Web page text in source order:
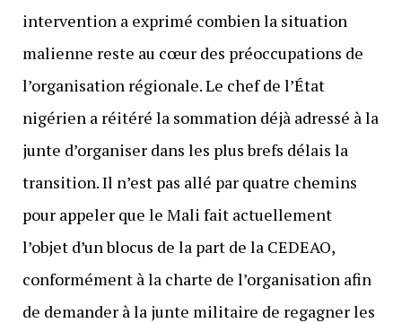
intervention a exprimé combien la situation
malienne reste au cœur des préoccupations de
l’organisation régionale. Le chef de l’État
nigérien a réitéré la sommation déjà adressé à la
junte d’organiser dans les plus brefs délais la
transition. Il n’est pas allé par quatre chemins
pour appeler que le Mali fait actuellement
l’objet d’un blocus de la part de la CEDEAO,
conformément à la charte de l’organisation afin
de demander à la junte militaire de regagner les